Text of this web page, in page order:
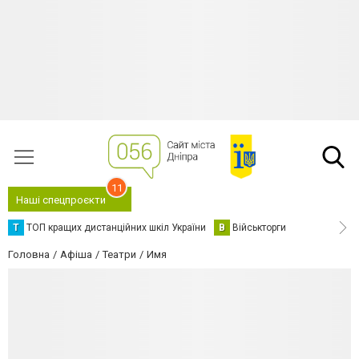
Наші спецпроєкти
11
Т ТОП кращих дистанційних шкіл України В Військторги
Головна Афіша Театри Имя